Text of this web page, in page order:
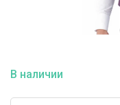
В наличии